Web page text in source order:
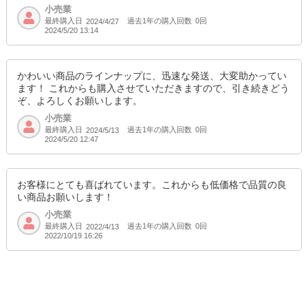
小売業
最終購入日 2024/4/27 過去1年の購入回数 0回
2024/5/20 13:14
かわいい商品のラインナップに、迅速な発送、大変助かってい
ます！ これからも購入させていただきますので、引き続きどう
ぞ、よろしくお願いします。
小売業
最終購入日 2024/5/13 過去1年の購入回数 0回
2024/5/20 12:47
お客様にとても喜ばれています。これからも低価格で品質の良
い商品お願いします！
小売業
最終購入日 2022/4/13 過去1年の購入回数 0回
2022/10/19 16:26